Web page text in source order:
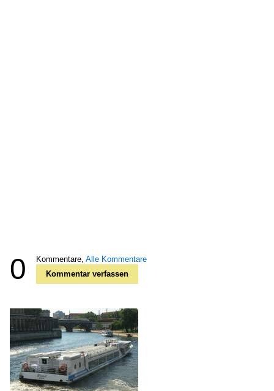
0 Kommentare, Alle Kommentare
Kommentar verfassen